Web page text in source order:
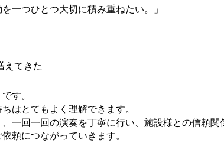
一つひとつ大切に積み重ねたい。」
えてきた
す。
はとてもよく理解できます。
一回一回の演奏を丁寧に行い、施設様との信頼関
頼につながっていきます。